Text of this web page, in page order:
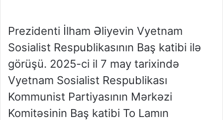
Prezidenti İlham Əliyevin Vyetnam
Sosialist Respublikasının Baş katibi ilə
görüşü. 2025-ci il 7 may tarixində
Vyetnam Sosialist Respublikası
Kommunist Partiyasının Mərkəzi
Komitəsinin Baş katibi To Lamın